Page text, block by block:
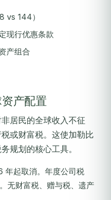
vs 144）
现行优惠条款
产组合
产配置
非居民的全球收入不征
或财富税。这使加勒比
规划的核心工具。
年起取消。年度公司税
无财富税、赠与税、遗产